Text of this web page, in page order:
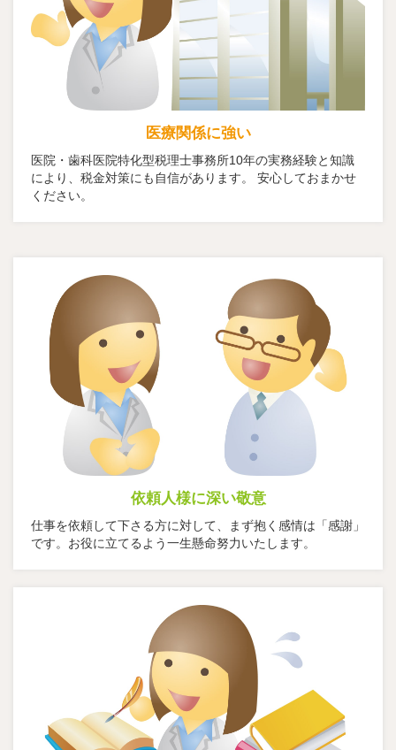
医療関係に強い
医院・歯科医院特化型税理士事務所10年の実務経験と知識
により、税金対策にも自信があります。 安心しておまかせ
ください。
依頼人様に深い敬意
仕事を依頼して下さる方に対して、まず抱く感情は「感謝」
です。お役に立てるよう一生懸命努力いたします。